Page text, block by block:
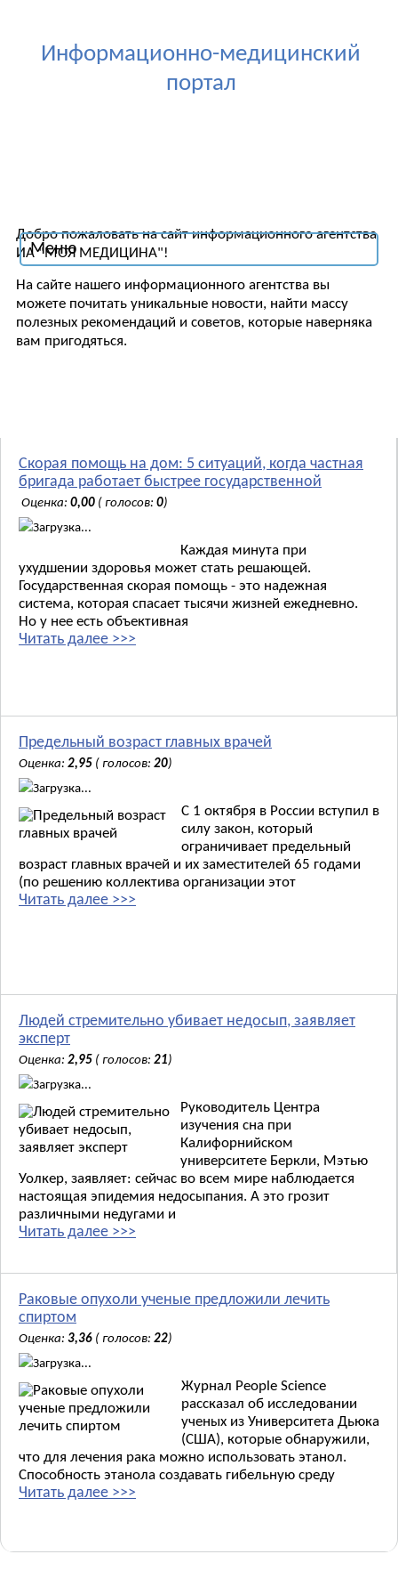
Информационно-медицинский
портал
Меню
Добро пожаловать на сайт информационного агентства
ИА "МОЯ МЕДИЦИНА"!
На сайте нашего информационного агентства вы
можете почитать уникальные новости, найти массу
полезных рекомендаций и советов, которые наверняка
вам пригодяться.
Скорая помощь на дом: 5 ситуаций, когда частная
бригада работает быстрее государственной
Оценка: 0,00 ( голосов: 0)
Загрузка...
Каждая минута при
ухудшении здоровья может стать решающей.
Государственная скорая помощь - это надежная
система, которая спасает тысячи жизней ежедневно.
Но у нее есть объективная
Читать далее >>>
Предельный возраст главных врачей
Оценка: 2,95 ( голосов: 20)
Загрузка...
С 1 октября в России вступил в
силу закон, который
ограничивает предельный
возраст главных врачей и их заместителей 65 годами
(по решению коллектива организации этот
Читать далее >>>
Людей стремительно убивает недосып, заявляет
эксперт
Оценка: 2,95 ( голосов: 21)
Загрузка...
Руководитель Центра
изучения сна при
Калифорнийском
университете Беркли, Мэтью
Уолкер, заявляет: сейчас во всем мире наблюдается
настоящая эпидемия недосыпания. А это грозит
различными недугами и
Читать далее >>>
Раковые опухоли ученые предложили лечить
спиртом
Оценка: 3,36 ( голосов: 22)
Загрузка...
Журнал People Science
рассказал об исследовании
ученых из Университета Дьюка
(США), которые обнаружили,
что для лечения рака можно использовать этанол.
Способность этанола создавать гибельную среду
Читать далее >>>